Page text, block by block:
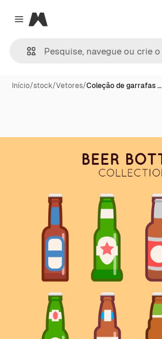
Close menu
Magnific
Início/stock/Vetores/Coleção de garrafas …